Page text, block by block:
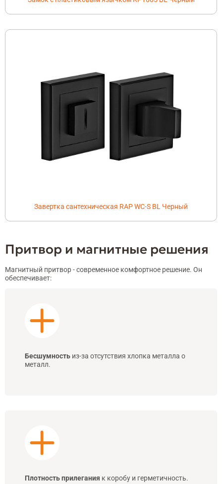
Завертка сантехническая RAP WC-S BL Черный
Притвор и магнитные решения
Магнитный притвор - современное комфортное решение. Он
обеспечивает:
Бесшумность из-за отсутствия хлопка металла о
металл.
Плотность прилегания к коробу и герметичность.